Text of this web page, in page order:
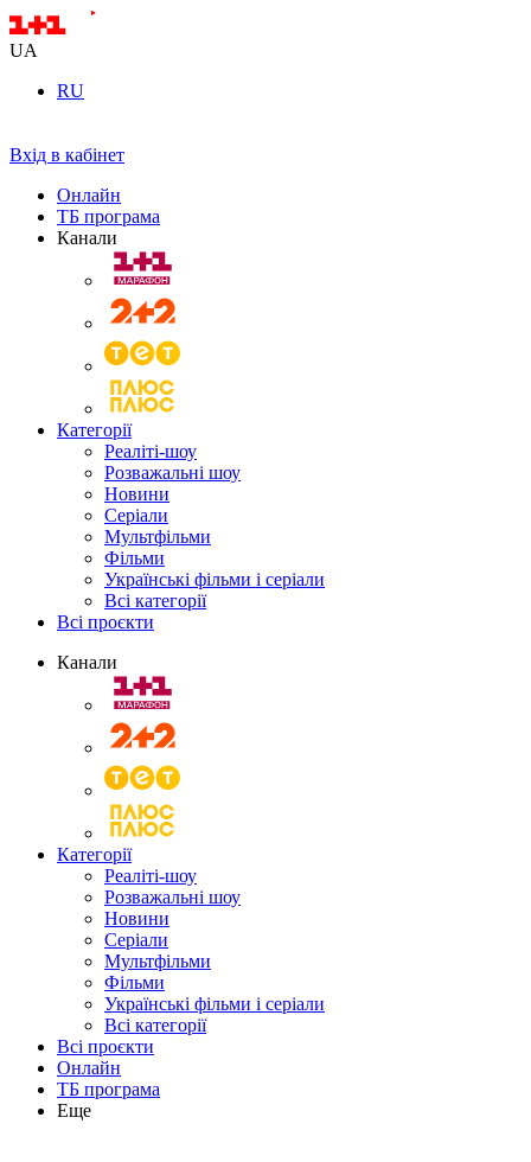
UA
RU
Вхід в кабінет
Онлайн
ТБ програма
Канали
Категорії
Реаліті-шоу
Розважальні шоу
Новини
Серіали
Мультфільми
Фільми
Українські фільми і серіали
Всі категорії
Всі проєкти
Канали
Категорії
Реаліті-шоу
Розважальні шоу
Новини
Серіали
Мультфільми
Фільми
Українські фільми і серіали
Всі категорії
Всі проєкти
Онлайн
ТБ програма
Еще